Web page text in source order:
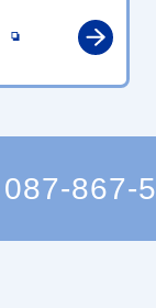
087-867-